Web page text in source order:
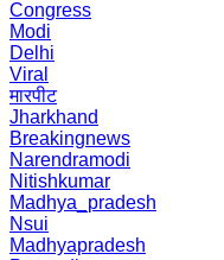
Congress
Modi
Delhi
Viral
मारपीट
Jharkhand
Breakingnews
Narendramodi
Nitishkumar
Madhya_pradesh
Nsui
Madhyapradesh